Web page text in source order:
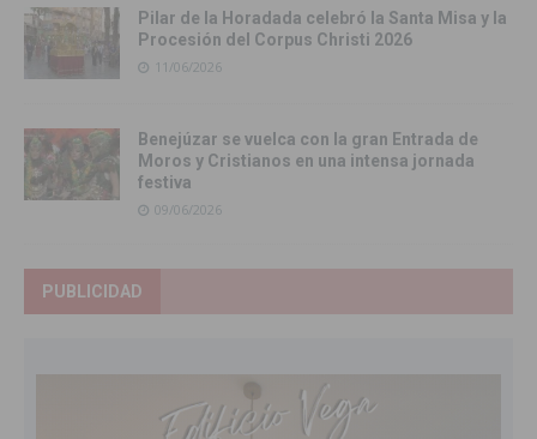
Pilar de la Horadada celebró la Santa Misa y la
Procesión del Corpus Christi 2026
11/06/2026
Benejúzar se vuelca con la gran Entrada de
Moros y Cristianos en una intensa jornada
festiva
09/06/2026
PUBLICIDAD